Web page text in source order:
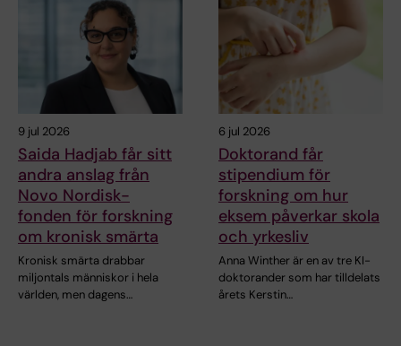
9 jul 2026
Saida Hadjab får sitt
andra anslag från
Novo Nordisk-
fonden för forskning
om kronisk smärta
Kronisk smärta drabbar
miljontals människor i hela
världen, men dagens…
6 jul 2026
Doktorand får
stipendium för
forskning om hur
eksem påverkar skola
och yrkesliv
Anna Winther är en av tre KI-
doktorander som har tilldelats
årets Kerstin…